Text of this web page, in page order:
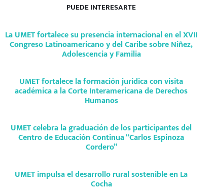
PUEDE INTERESARTE
La UMET fortalece su presencia internacional en el XVII
Congreso Latinoamericano y del Caribe sobre Niñez,
Adolescencia y Familia
UMET fortalece la formación jurídica con visita
académica a la Corte Interamericana de Derechos
Humanos
UMET celebra la graduación de los participantes del
Centro de Educación Continua “Carlos Espinoza
Cordero”
UMET impulsa el desarrollo rural sostenible en La
Cocha